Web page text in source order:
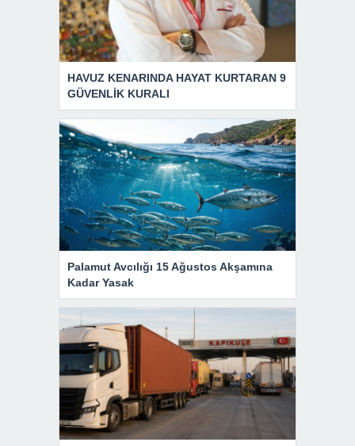
HAVUZ KENARINDA HAYAT KURTARAN 9
GÜVENLİK KURALI
Palamut Avcılığı 15 Ağustos Akşamına
Kadar Yasak